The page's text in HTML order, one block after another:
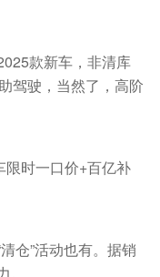
款新车，非清库
驾驶，当然了，高阶
仓”活动也有。据销